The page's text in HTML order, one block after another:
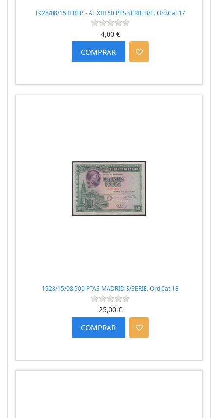
1928/08/15 II REP. - AL.XIII 50 PTS SERIE B/E. Ord.Cat.17
4,00 €
1928/15/08 500 PTAS MADRID S/SERIE. Ord.Cat.18
25,00 €